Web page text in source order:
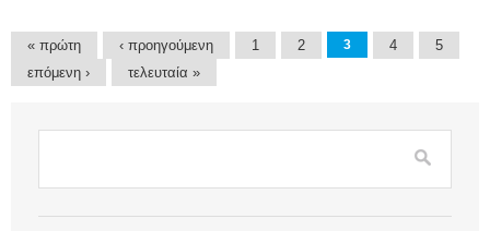
Σελίδες
« πρώτη ‹ προηγούμενη 1 2 3 4
5
επόμενη ›
τελευταία »